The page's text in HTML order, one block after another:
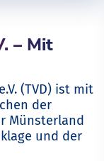
– Mit
(TVD) ist mit
der
Münsterland
und der